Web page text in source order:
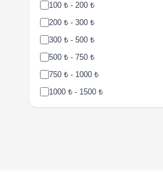
100 ₺ - 200 ₺
200 ₺ - 300 ₺
300 ₺ - 500 ₺
500 ₺ - 750 ₺
750 ₺ - 1000 ₺
1000 ₺ - 1500 ₺